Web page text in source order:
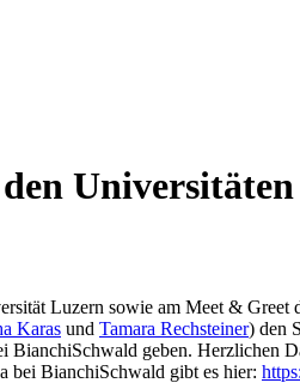
den
Luzern sowie am Meet &
Karas und Tamara Rechsteiner) den
BianchiSchwald geben. Herzlichen
bei BianchiSchwald gibt es hier: